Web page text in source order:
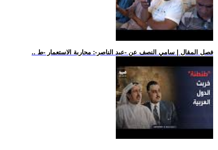
.. فصل المقال | سامي النصف عن -عبد الناصر-: محاربة الاستعمار -ط